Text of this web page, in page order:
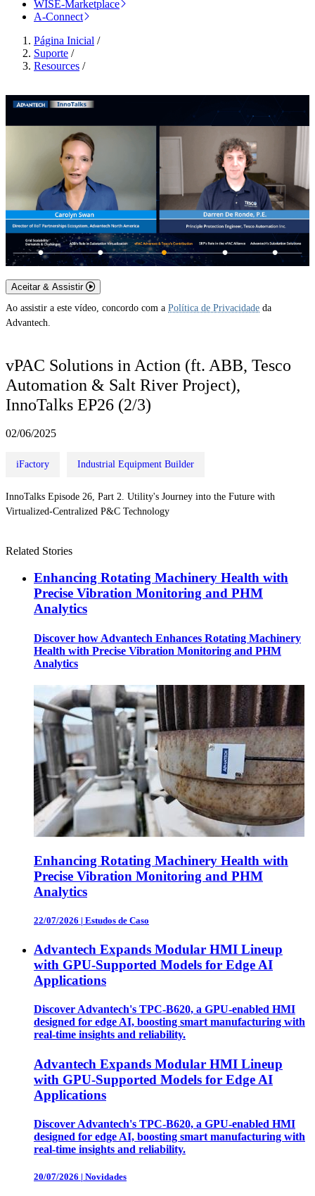
WISE-Marketplace
A-Connect
Página Inicial /
Suporte /
Resources /
Aceitar & Assistir
Ao assistir a este vídeo, concordo com a Política de Privacidade da
Advantech.
vPAC Solutions in Action (ft. ABB, Tesco
Automation & Salt River Project),
InnoTalks EP26 (2/3)
02/06/2025
iFactory Industrial Equipment Builder
InnoTalks Episode 26, Part 2. Utility's Journey into the Future with
Virtualized-Centralized P&C Technology
Related Stories
Enhancing Rotating Machinery Health with
Precise Vibration Monitoring and PHM
Analytics
Discover how Advantech Enhances Rotating Machinery
Health with Precise Vibration Monitoring and PHM
Analytics
Enhancing Rotating Machinery Health with
Precise Vibration Monitoring and PHM
Analytics
22/07/2026 | Estudos de Caso
Advantech Expands Modular HMI Lineup
with GPU-Supported Models for Edge AI
Applications
Discover Advantech's TPC-B620, a GPU-enabled HMI
designed for edge AI, boosting smart manufacturing with
real-time insights and reliability.
Advantech Expands Modular HMI Lineup
with GPU-Supported Models for Edge AI
Applications
Discover Advantech's TPC-B620, a GPU-enabled HMI
designed for edge AI, boosting smart manufacturing with
real-time insights and reliability.
20/07/2026 | Novidades